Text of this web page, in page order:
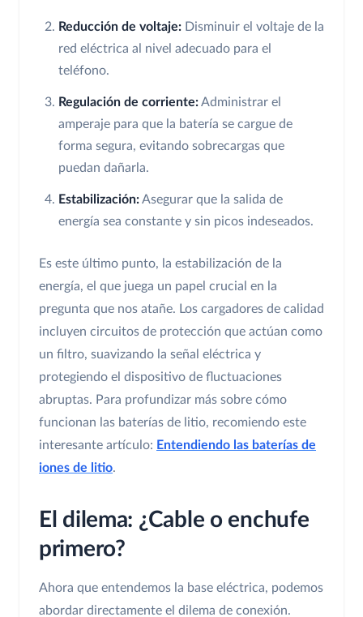
Reducción de voltaje: Disminuir el voltaje de la
red eléctrica al nivel adecuado para el
teléfono.
Regulación de corriente:Administrar el
amperaje para que la batería se cargue de
forma segura, evitando sobrecargas que
puedan dañarla.
Estabilización:Asegurar que la salida de
energía sea constante y sin picos indeseados.
Es este último punto, la estabilización de la
energía, el que juega un papel crucial en la
pregunta que nos atañe. Los cargadores de calidad
incluyen circuitos de protección que actúan como
un filtro, suavizando la señal eléctrica y
protegiendo el dispositivo de fluctuaciones
abruptas. Para profundizar más sobre cómo
funcionan las baterías de litio, recomiendo este
interesante artículo: Entendiendo las baterías de
iones de litio.
El dilema: ¿Cable o enchufe
primero?
Ahora que entendemos la base eléctrica, podemos
abordar directamente el dilema de conexión.